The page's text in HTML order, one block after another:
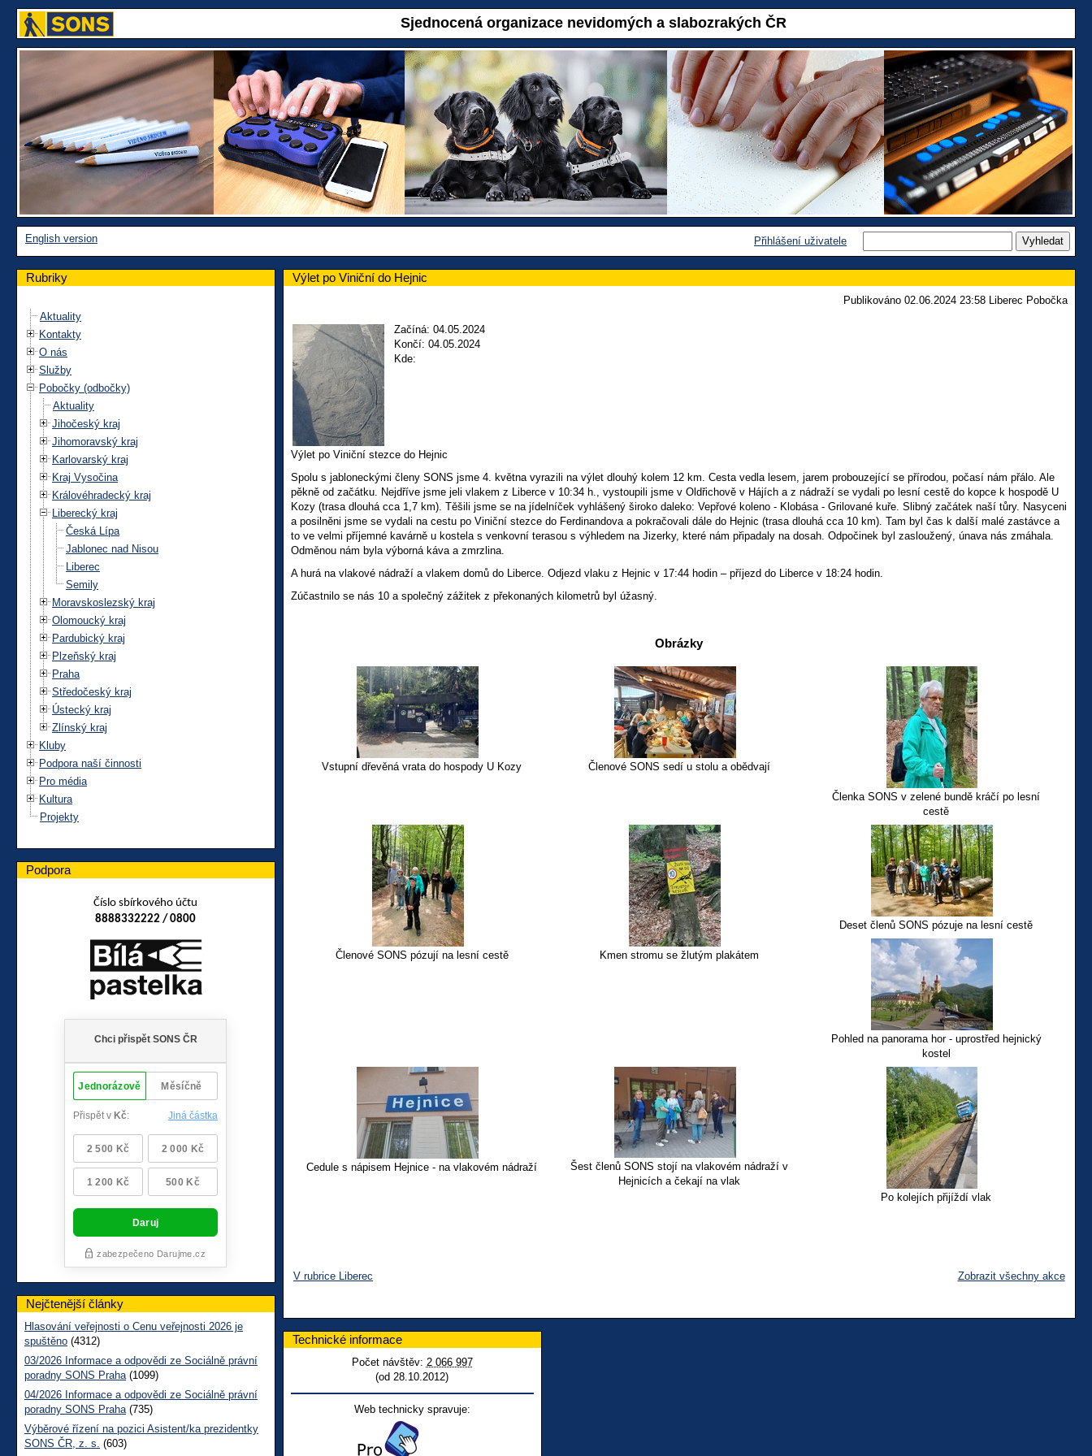
Sjednocená organizace nevidomých a slabozrakých ČR
English version Přihlášení uživatele
Rubriky
Aktuality
Kontakty
O nás
Služby
Pobočky (odbočky)
Aktuality
Jihočeský kraj
Jihomoravský kraj
Karlovarský kraj
Kraj Vysočina
Královéhradecký kraj
Liberecký kraj
Česká Lípa
Jablonec nad Nisou
Liberec
Semily
Moravskoslezský kraj
Olomoucký kraj
Pardubický kraj
Plzeňský kraj
Praha
Středočeský kraj
Ústecký kraj
Zlínský kraj
Kluby
Podpora naší činnosti
Pro média
Kultura
Projekty
Výlet po Viniční do Hejnic
Publikováno 02.06.2024 23:58 Liberec Pobočka
Začíná: 04.05.2024
Končí: 04.05.2024
Kde:
Výlet po Viniční stezce do Hejnic
Spolu s jabloneckými členy SONS jsme 4. května vyrazili na výlet dlouhý kolem 12 km. Cesta vedla lesem, jarem probouzející se přírodou, počasí nám přálo. Ale
pěkně od začátku. Nejdříve jsme jeli vlakem z Liberce v 10:34 h., vystoupili jsme v Oldřichově v Hájích a z nádraží se vydali po lesní cestě do kopce k hospodě U
Kozy (trasa dlouhá cca 1,7 km). Těšili jsme se na jídelníček vyhlášený široko daleko: Vepřové koleno - Klobása - Grilované kuře. Slibný začátek naší tůry. Nasyceni
a posilněni jsme se vydali na cestu po Viniční stezce do Ferdinandova a pokračovali dále do Hejnic (trasa dlouhá cca 10 km). Tam byl čas k další malé zastávce a
to ve velmi příjemné kavárně u kostela s venkovní terasou s výhledem na Jizerky, které nám připadaly na dosah. Odpočinek byl zasloužený, únava nás zmáhala.
Odměnou nám byla výborná káva a zmrzlina.
A hurá na vlakové nádraží a vlakem domů do Liberce. Odjezd vlaku z Hejnic v 17:44 hodin – příjezd do Liberce v 18:24 hodin.
Zúčastnilo se nás 10 a společný zážitek z překonaných kilometrů byl úžasný.
Obrázky
Vstupní dřevěná vrata do hospody U Kozy Členové SONS sedí u stolu a obědvají
Členka SONS v zelené bundě kráčí po lesní
cestě
Členové SONS pózují na lesní cestě Kmen stromu se žlutým plakátem
Deset členů SONS pózuje na lesní cestě
Pohled na panorama hor - uprostřed hejnický
kostel
Cedule s nápisem Hejnice - na vlakovém nádraží
Šest členů SONS stojí na vlakovém nádraží v
Hejnicích a čekají na vlak
Po kolejích přijíždí vlak
V rubrice Liberec Zobrazit všechny akce
Podpora
Číslo sbírkového účtu
8888332222 / 0800
Nejčtenější články
Hlasování veřejnosti o Cenu veřejnosti 2026 je
spuštěno (4312)
03/2026 Informace a odpovědi ze Sociálně právní
poradny SONS Praha (1099)
04/2026 Informace a odpovědi ze Sociálně právní
poradny SONS Praha (735)
Výběrové řízení na pozici Asistent/ka prezidentky
SONS ČR, z. s. (603)
Technické informace
Počet návštěv: 2 066 997
(od 28.10.2012)
Web technicky spravuje: